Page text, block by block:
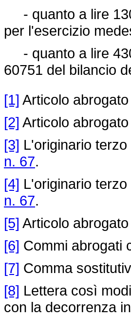
- quanto a lire
per l'esercizio
- quanto a lire
60751 del bilancio
[1] Articolo
[2] Articolo
[3] L'originario
n. 67.
[4] L'originario
n. 67.
[5] Articolo
[6] Commi abrogati
[7] Comma
[8] Lettera così
con la decorrenza